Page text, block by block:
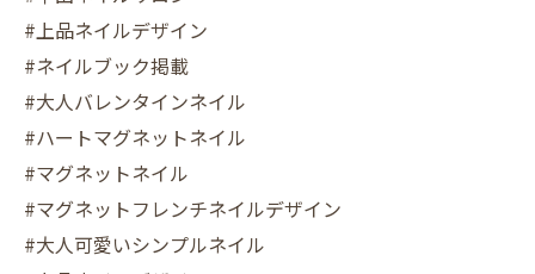
#上品ネイルデザイン
#ネイルブック掲載
#大人バレンタインネイル
#ハートマグネットネイル
#マグネットネイル
#マグネットフレンチネイルデザイン
#大人可愛いシンプルネイル